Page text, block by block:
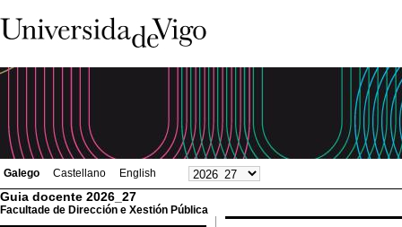
Galego Castellano English
Guia docente 2026_27
Facultade de Dirección e Xestión Pública